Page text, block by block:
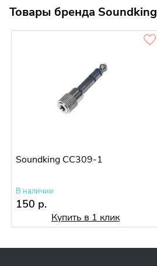
Товары бренда Soundking
Soundking CC309-1
В наличии
150 р.
Купить в 1 клик